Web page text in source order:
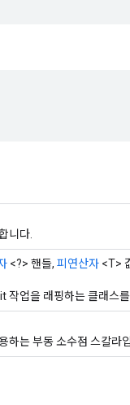
니다.
<?> 핸들, 피연산자 <T>
업을 래핑하는 클래스
하는 부동 소수점 스칼라